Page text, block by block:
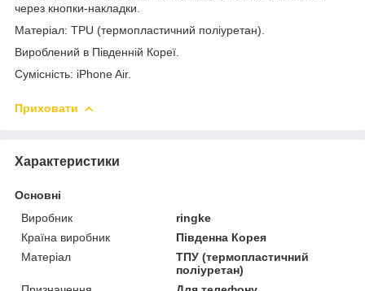
через кнопки-накладки.
Матеріал: TPU (термопластичний поліуретан).
Вироблений в Південній Кореї.
Сумісність: iPhone Air.
Приховати
Характеристики
Основні
Виробник
ringke
Країна виробник
Південна Корея
Матеріал
ТПУ (термопластичний
поліуретан)